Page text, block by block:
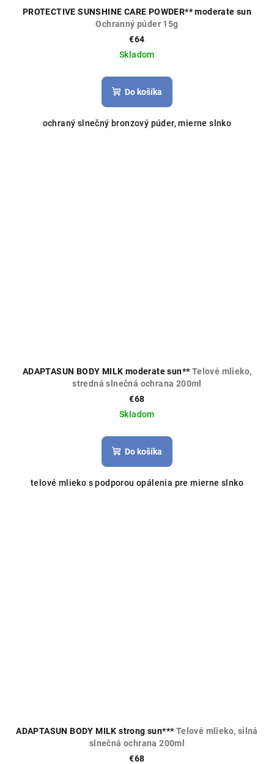
PROTECTIVE SUNSHINE CARE POWDER** moderate sun
Ochranný púder 15g
€64
Skladom
Do košíka
ochraný slnečný bronzový púder, mierne slnko
ADAPTASUN BODY MILK moderate sun**Telové mlieko,
stredná slnečná ochrana 200ml
€68
Skladom
Do košíka
telové mlieko s podporou opálenia pre mierne slnko
ADAPTASUN BODY MILK strong sun***Telové mlieko, silná
slnečná ochrana 200ml
€68